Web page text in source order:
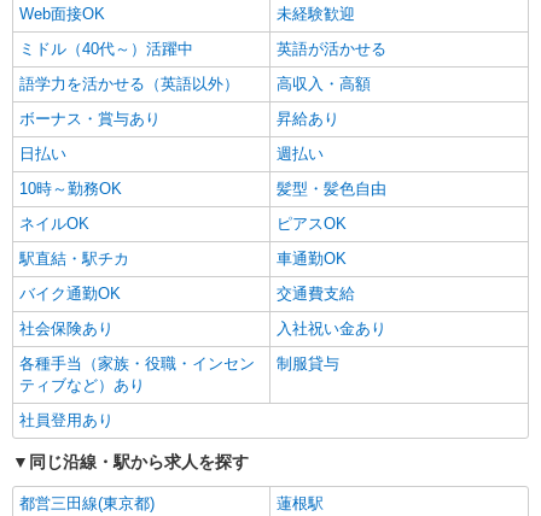
Web面接OK
未経験歓迎
ミドル（40代～）活躍中
英語が活かせる
語学力を活かせる（英語以外）
高収入・高額
ボーナス・賞与あり
昇給あり
日払い
週払い
10時～勤務OK
髪型・髪色自由
ネイルOK
ピアスOK
駅直結・駅チカ
車通勤OK
バイク通勤OK
交通費支給
社会保険あり
入社祝い金あり
各種手当（家族・役職・インセン
ティブなど）あり
制服貸与
社員登用あり
同じ沿線・駅から求人を探す
都営三田線(東京都)
蓮根駅